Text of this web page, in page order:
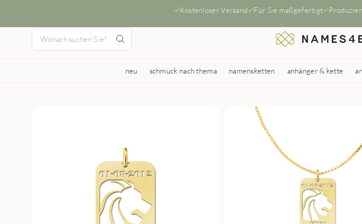
Kostenloser Versand Für Sie maßgefertigt
neu schmuck nach thema namensketten anhänger & kette